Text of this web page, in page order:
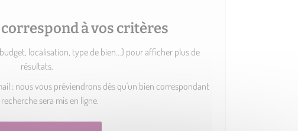
à vos critères
localisation, type de bien…) pour afficher plus de
résultats.
: nous vous préviendrons dès qu'un bien correspondant
sera mis en ligne.